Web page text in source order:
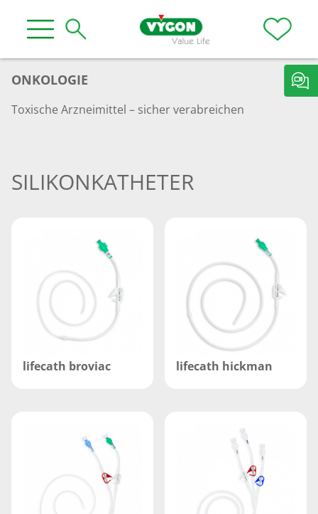
ONKOLOGIE
Toxische Arzneimittel – sicher verabreichen
SILIKONKATHETER
lifecath broviac lifecath hickman